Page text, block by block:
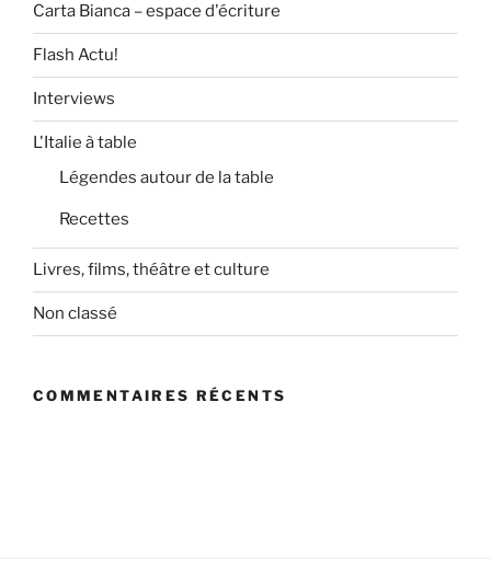
Carta Bianca – espace d'écriture
Flash Actu!
Interviews
L'Italie à table
Légendes autour de la table
Recettes
Livres, films, théâtre et culture
Non classé
COMMENTAIRES RÉCENTS